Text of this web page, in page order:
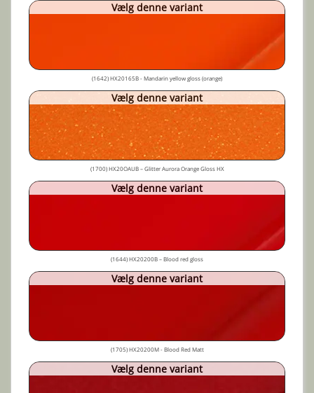
Vælg denne variant
(1642) HX20165B - Mandarin yellow gloss (orange)
Vælg denne variant
(1700) HX20OAUB – Glitter Aurora Orange Gloss HX
Vælg denne variant
(1644) HX20200B – Blood red gloss
Vælg denne variant
(1705) HX20200M - Blood Red Matt
Vælg denne variant